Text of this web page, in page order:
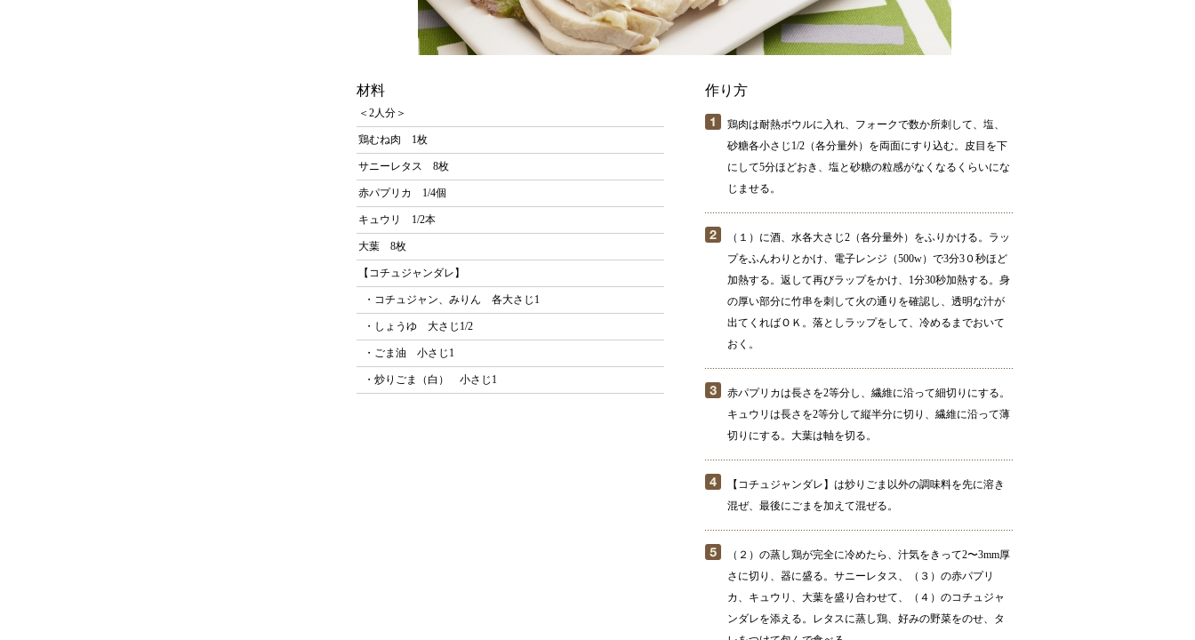
材料
＜2人分＞
鶏むね肉 1枚
サニーレタス 8枚
赤パプリカ 1/4個
キュウリ 1/2本
大葉 8枚
【コチュジャンダレ】
・コチュジャン、みりん 各大さじ1
・しょうゆ 大さじ1/2
・ごま油 小さじ1
・炒りごま（白） 小さじ1
作り方
鶏肉は耐熱ボウルに入れ、フォークで数か所刺して、塩、
砂糖各小さじ1/2（各分量外）を両面にすり込む。皮目を下
にして5分ほどおき、塩と砂糖の粒感がなくなるくらいにな
じませる。
（１）に酒、水各大さじ2（各分量外）をふりかける。ラッ
プをふんわりとかけ、電子レンジ（500w）で3分3０秒ほど
加熱する。返して再びラップをかけ、1分30秒加熱する。身
の厚い部分に竹串を刺して火の通りを確認し、透明な汁が
出てくればＯＫ。落としラップをして、冷めるまでおいて
おく。
赤パプリカは長さを2等分し、繊維に沿って細切りにする。
キュウリは長さを2等分して縦半分に切り、繊維に沿って薄
切りにする。大葉は軸を切る。
【コチュジャンダレ】は炒りごま以外の調味料を先に溶き
混ぜ、最後にごまを加えて混ぜる。
（２）の蒸し鶏が完全に冷めたら、汁気をきって2〜3mm厚
さに切り、器に盛る。サニーレタス、（３）の赤パプリ
カ、キュウリ、大葉を盛り合わせて、（４）のコチュジャ
ンダレを添える。レタスに蒸し鶏、好みの野菜をのせ、タ